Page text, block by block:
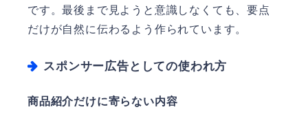
です。最後まで見ようと意識しなくても、要点
だけが自然に伝わるよう作られています。
スポンサー広告としての使われ方
商品紹介だけに寄らない内容